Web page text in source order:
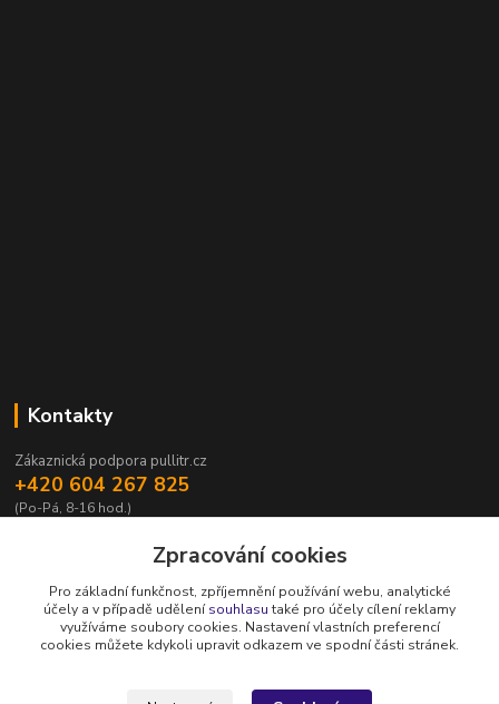
Kontakty
Zákaznická podpora pullitr.cz
+420 604 267 825
(Po-Pá, 8-16 hod.)
Zpracování cookies
Pro základní funkčnost, zpříjemnění používání webu, analytické
účely a v případě udělenísouhlasutaké pro účely cílení reklamy
využíváme soubory cookies. Nastavení vlastních preferencí
cookies můžete kdykoli upravit odkazem ve spodní části stránek.